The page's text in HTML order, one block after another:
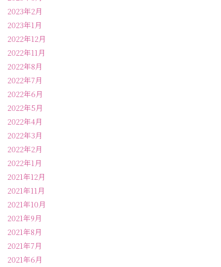
2023年2月
2023年1月
2022年12月
2022年11月
2022年8月
2022年7月
2022年6月
2022年5月
2022年4月
2022年3月
2022年2月
2022年1月
2021年12月
2021年11月
2021年10月
2021年9月
2021年8月
2021年7月
2021年6月